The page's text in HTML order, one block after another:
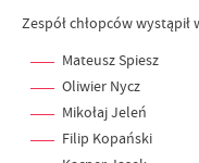
Zespół chłopców wystąpił
Mateusz Spiesz
Oliwier Nycz
Mikołaj Jeleń
Filip Kopański